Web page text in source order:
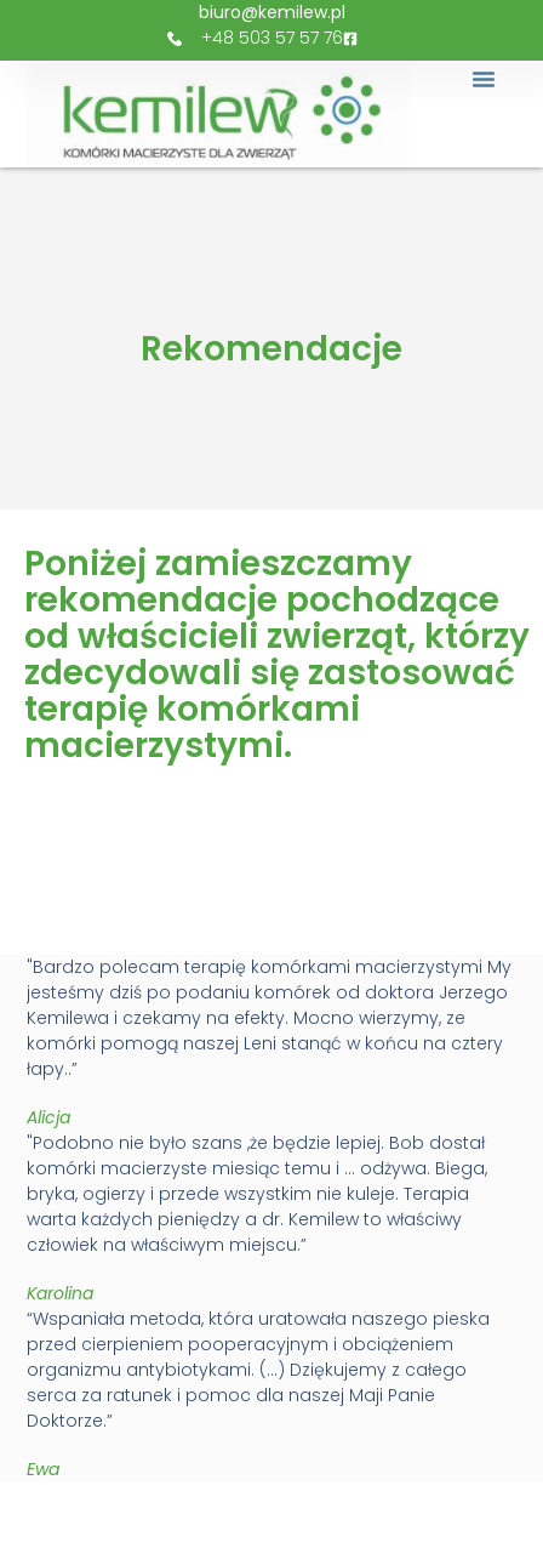
biuro@kemilew.pl
+48 503 57 57 76
Rekomendacje
Poniżej zamieszczamy
rekomendacje pochodzące
od właścicieli zwierząt, którzy
zdecydowali się zastosować
terapię komórkami
macierzystymi.
"Bardzo polecam terapię komórkami macierzystymi My
jesteśmy dziś po podaniu komórek od doktora Jerzego
Kemilewa i czekamy na efekty. Mocno wierzymy, ze
komórki pomogą naszej Leni stanąć w końcu na cztery
łapy..”
Alicja
"Podobno nie było szans ,że będzie lepiej. Bob dostał
komórki macierzyste miesiąc temu i … odżywa. Biega,
bryka, ogierzy i przede wszystkim nie kuleje. Terapia
warta każdych pieniędzy a dr. Kemilew to właściwy
człowiek na właściwym miejscu.”
Karolina
“Wspaniała metoda, która uratowała naszego pieska
przed cierpieniem pooperacyjnym i obciążeniem
organizmu antybiotykami. (…) Dziękujemy z całego
serca za ratunek i pomoc dla naszej Maji Panie
Doktorze.”
Ewa